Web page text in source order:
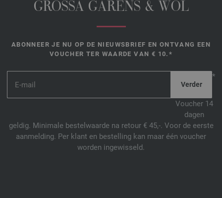
GROSSA GARENS & WOL
ABONNEER JE NU OP DE NIEUWSBRIEF EN ONTVANG EEN
VOUCHER TER WAARDE VAN € 10.*
*
Voucher 14
dagen
geldig. Minimale bestelwaarde na retour € 45,-. Voor de eerste
aanmelding. Per klant en bestelling kan maar één voucher
worden ingewisseld.